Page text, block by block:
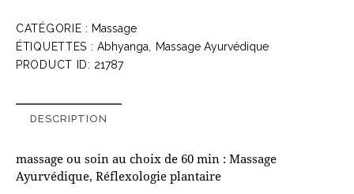
Ayurvédique
ou
Réflexologie
min
CATÉGORIE : Massage
ÉTIQUETTES :Abhyanga
Massage Ayurvédique
PRODUCT ID: 21787
DESCRIPTION
massage ou soin au choix de 60 min : Massage
Ayurvédique, Réflexologie plantaire